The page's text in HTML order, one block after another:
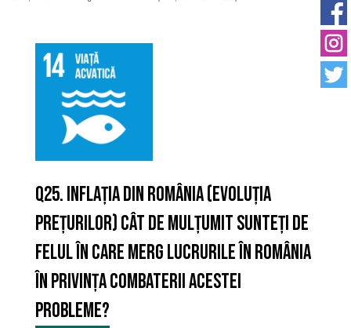
Q25. Inflația din România (evoluția
prețurilor) Cât de mulțumit sunteți de
felul în care merg lucrurile în România
în privința combaterii acestei
probleme?